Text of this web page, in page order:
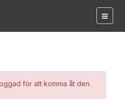
för att komma åt den